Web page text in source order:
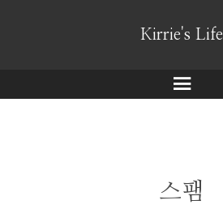
Kirrie's Life
메
스팸